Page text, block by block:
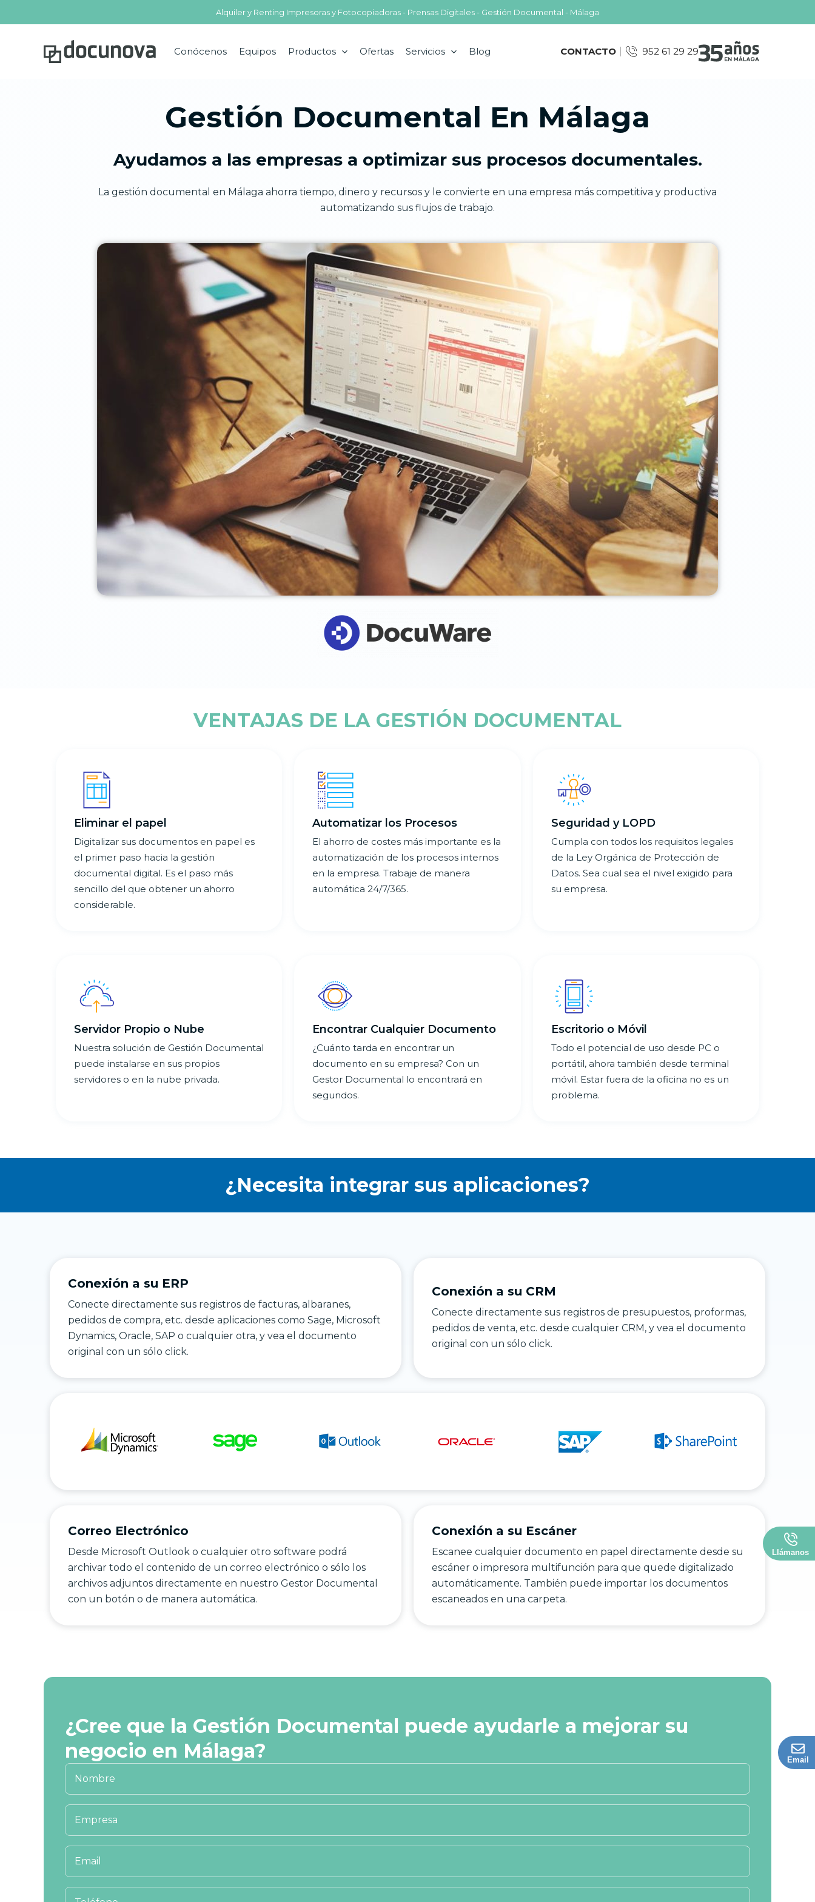
al
Alquiler y Renting Impresoras y Fotocopiadoras - Prensas Digitales - Gestión Documental - Málaga
Conócenos Equipos Productos Ofertas Servicios Blog CONTACTO 952 61 29 29
Gestión Documental En Málaga
Ayudamos a las empresas a optimizar sus procesos documentales.
La gestión documental en Málaga ahorra tiempo, dinero y recursos y le convierte en una empresa más competitiva y productiva
automatizando sus flujos de trabajo.
VENTAJAS DE LA GESTIÓN DOCUMENTAL
Eliminar el papel
Digitalizar sus documentos en papel es
el primer paso hacia la gestión
documental digital. Es el paso más
sencillo del que obtener un ahorro
considerable.
Automatizar los Procesos
El ahorro de costes más importante es la
automatización de los procesos internos
en la empresa. Trabaje de manera
automática 24/7/365.
Seguridad y LOPD
Cumpla con todos los requisitos legales
de la Ley Orgánica de Protección de
Datos. Sea cual sea el nivel exigido para
su empresa.
Servidor Propio o Nube
Nuestra solución de Gestión Documental
puede instalarse en sus propios
servidores o en la nube privada.
Encontrar Cualquier Documento
¿Cuánto tarda en encontrar un
documento en su empresa? Con un
Gestor Documental lo encontrará en
segundos.
Escritorio o Móvil
Todo el potencial de uso desde PC o
portátil, ahora también desde terminal
móvil. Estar fuera de la oficina no es un
problema.
¿Necesita integrar sus aplicaciones?
Conexión a su ERP
Conecte directamente sus registros de facturas, albaranes,
pedidos de compra, etc. desde aplicaciones como Sage, Microsoft
Dynamics, Oracle, SAP o cualquier otra, y vea el documento
original con un sólo click.
Conexión a su CRM
Conecte directamente sus registros de presupuestos, proformas,
pedidos de venta, etc. desde cualquier CRM, y vea el documento
original con un sólo click.
Correo Electrónico
Desde Microsoft Outlook o cualquier otro software podrá
archivar todo el contenido de un correo electrónico o sólo los
archivos adjuntos directamente en nuestro Gestor Documental
con un botón o de manera automática.
Conexión a su Escáner
Escanee cualquier documento en papel directamente desde su
escáner o impresora multifunción para que quede digitalizado
automáticamente. También puede importar los documentos
escaneados en una carpeta.
¿Cree que la Gestión Documental puede ayudarle a mejorar su
negocio en Málaga?
Llámanos
Email